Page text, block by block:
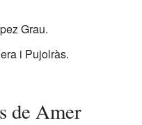
Grau.
i Pujolràs.
de Amer